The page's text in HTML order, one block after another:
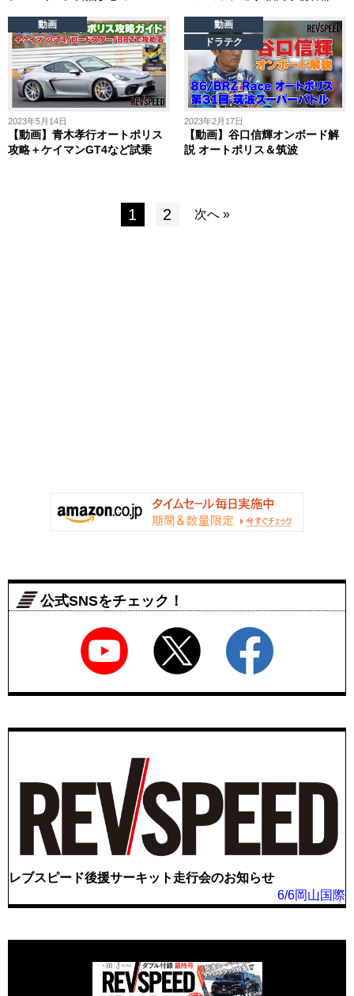
2023年5月14日
【動画】青木孝行オートポリス
攻略＋ケイマンGT4など試乗
動画
2023年2月17日
【動画】谷口信輝オンボード解
説 オートポリス＆筑波
動画
ドラテク
1 2 次へ »
公式SNSをチェック！
レブスピード後援サーキット走行会のお知らせ
6/6岡山国際